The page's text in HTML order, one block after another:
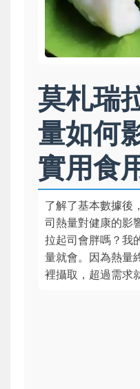
莫札瑞
量如何
實用食
了解了基本數據後
司熱量對健康的影
拉起司會胖嗎？我
量就會。因為熱量
裡攝取，超過需求